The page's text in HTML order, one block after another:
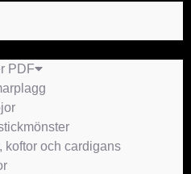
PDF
koftor och cardigans